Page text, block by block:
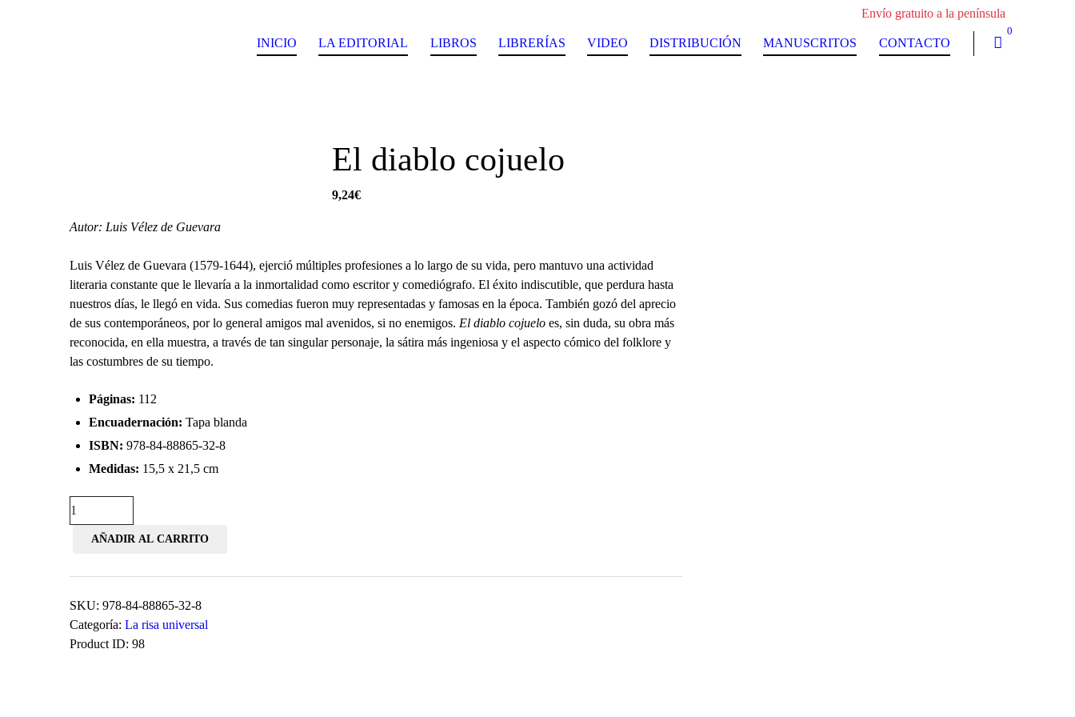
Envío gratuito a la península
INICIO LA EDITORIAL LIBROS LIBRERÍAS VIDEO DISTRIBUCIÓN MANUSCRITOS CONTACTO
0
El diablo cojuelo
9,24€
Autor: Luis Vélez de Guevara
Luis Vélez de Guevara (1579-1644), ejerció múltiples profesiones a lo largo de su vida, pero mantuvo una actividad
literaria constante que le llevaría a la inmortalidad como escritor y comediógrafo. El éxito indiscutible, que perdura hasta
nuestros días, le llegó en vida. Sus comedias fueron muy representadas y famosas en la época. También gozó del aprecio
de sus contemporáneos, por lo general amigos mal avenidos, si no enemigos. El diablo cojuelo es, sin duda, su obra más
reconocida, en ella muestra, a través de tan singular personaje, la sátira más ingeniosa y el aspecto cómico del folklore y
las costumbres de su tiempo.
Páginas: 112
Encuadernación: Tapa blanda
ISBN: 978-84-88865-32-8
Medidas: 15,5 x 21,5 cm
El
diablo
cojueloAÑADIR AL CARRITO
SKU: 978-84-88865-32-8
Categoría: La risa universal
Product ID: 98